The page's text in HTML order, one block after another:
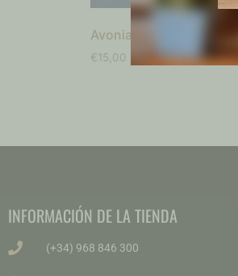
Avonia vespertina
€15,00
INFORMACIÓN DE LA TIENDA
(+34) 968 846 300